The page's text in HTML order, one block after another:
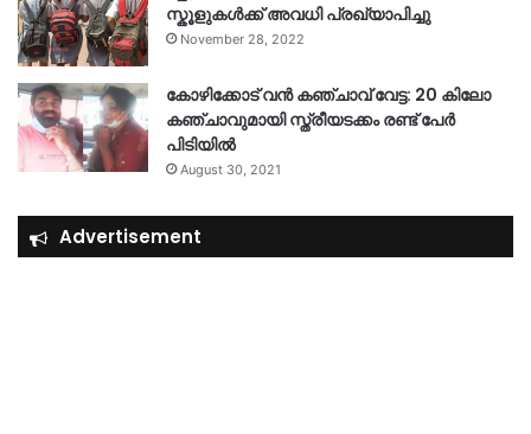
സ്കൂളുകൾക്ക് അവധി പ്രഖ്യാപിച്ചു
November 28, 2022
കോഴിക്കോട് വൻ കഞ്ചാവ് വേട്ട: 20 കിലോ
കഞ്ചാവുമായി സ്ത്രീയടക്കം രണ്ട് പേർ
പിടിയിൽ
August 30, 2021
Advertisement